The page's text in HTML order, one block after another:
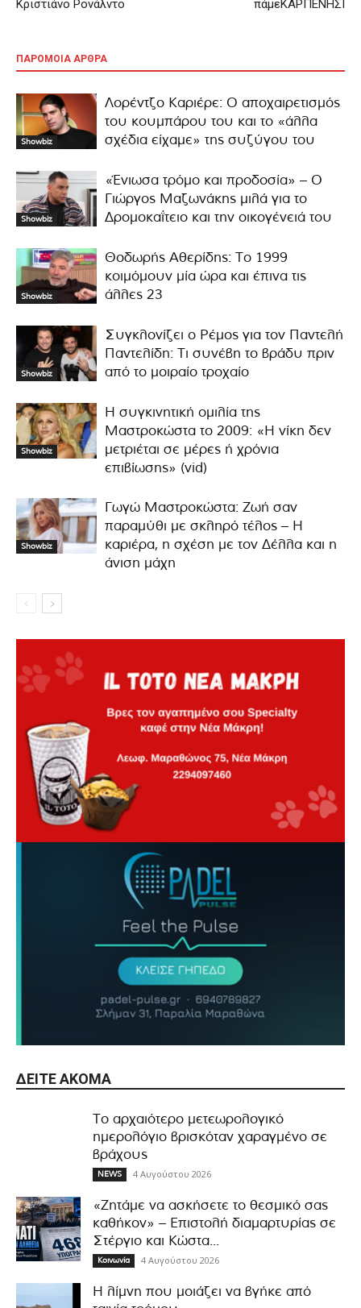
Κριστιάνο Ρονάλντο πάμεΚΑΡΠΕΝΗΣΙ
ΠΑΡΟΜΟΙΑ ΑΡΘΡΑ
Showbiz
Λορέντζο Καριέρε: Ο αποχαιρετισμός
του κουμπάρου του και το «άλλα
σχέδια είχαμε» της συζύγου του
Showbiz
«Ένιωσα τρόμο και προδοσία» – Ο
Γιώργος Μαζωνάκης μιλά για το
Δρομοκαΐτειο και την οικογένειά του
Showbiz
Θοδωρής Αθερίδης: Το 1999
κοιμόμουν μία ώρα και έπινα τις
άλλες 23
Showbiz
Συγκλονίζει ο Ρέμος για τον Παντελή
Παντελίδη: Τι συνέβη το βράδυ πριν
από το μοιραίο τροχαίο
Showbiz
Η συγκινητική ομιλία της
Μαστροκώστα το 2009: «Η νίκη δεν
μετριέται σε μέρες ή χρόνια
επιβίωσης» (vid)
Showbiz
Γωγώ Μαστροκώστα: Ζωή σαν
παραμύθι με σκληρό τέλος – Η
καριέρα, η σχέση με τον Δέλλα και η
άνιση μάχη
ΔΕΊΤΕ ΑΚΌΜΑ
Το αρχαιότερο μετεωρολογικό
ημερολόγιο βρισκόταν χαραγμένο σε
βράχους
NEWS 4 Αυγούστου 2026
«Ζητάμε να ασκήσετε το θεσμικό σας
καθήκον» – Επιστολή διαμαρτυρίας σε
Στέργιο και Κώστα...
Κοινωνία 4 Αυγούστου 2026
Η λίμνη που μοιάζει να βγήκε από